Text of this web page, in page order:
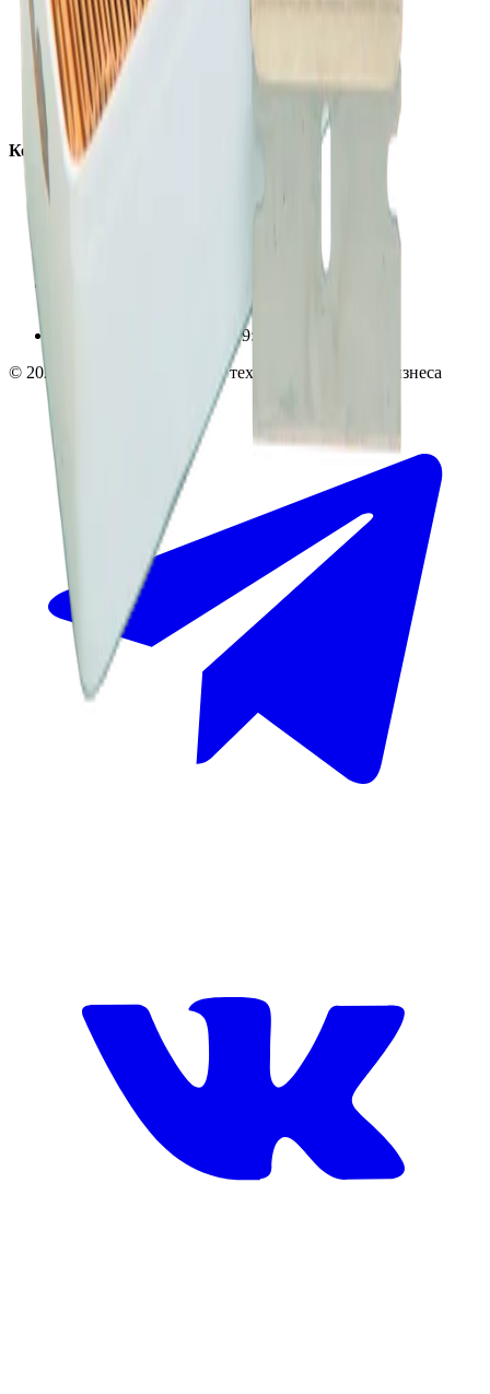
Доставка и оплата
Обучение
Распродажа
Бренды
О компании
Контакты
ТЦ «Люблю Молл», -1 уровень
Ежедневно 10:00 — 19:00
© 2026 InSafe.ru — Товары и технологии для автобизнеса